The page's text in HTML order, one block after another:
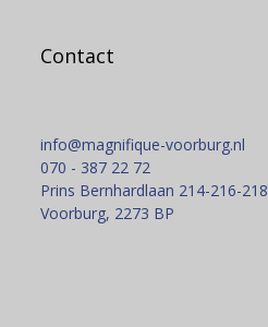
Contact
info@magnifique-voorburg.nl
070 - 387 22 72
Prins Bernhardlaan 214-216-218
Voorburg, 2273 BP